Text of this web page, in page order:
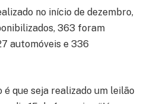
no início de dezembro,
363 foram
automóveis e 336
é que seja realizado um leilão